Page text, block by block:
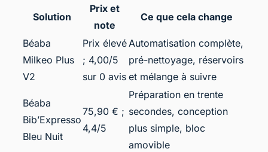
Solution
Prix et
note
Ce que cela change
Béaba
Milkeo Plus
V2
Prix élevé
; 4,00/5
sur 0 avis
Automatisation complète,
pré-nettoyage, réservoirs
et mélange à suivre
Béaba
Bib’Expresso
Bleu Nuit
75,90 € ;
4,4/5
Préparation en trente
secondes, conception
plus simple, bloc
amovible